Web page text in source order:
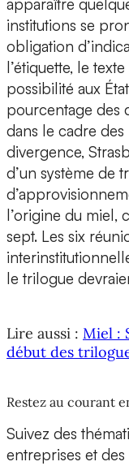
apparaître
institutions se
obligation
l’étiquette, le
possibilité aux
pourcentage des
dans le cadre
divergence,
d’un système de
l’origine du miel,
sept. Les six
le trilogue
Lire aussi : Miel :
début des
Restez au courant
Suivez des
entreprises et